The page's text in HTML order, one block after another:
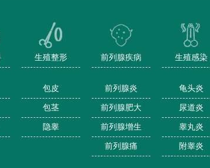
生殖整形
包皮
包茎
隐睾
前列腺疾病
前列腺炎
前列腺肥大
前列腺增生
前列腺痛
生殖感染
龟头炎
尿道炎
睾丸炎
附睾炎